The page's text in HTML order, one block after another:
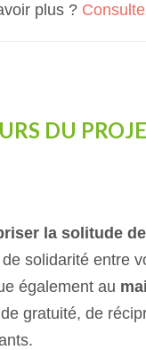
plus ?
DU
la solitude
solidarité entre
également au
gratuité, de